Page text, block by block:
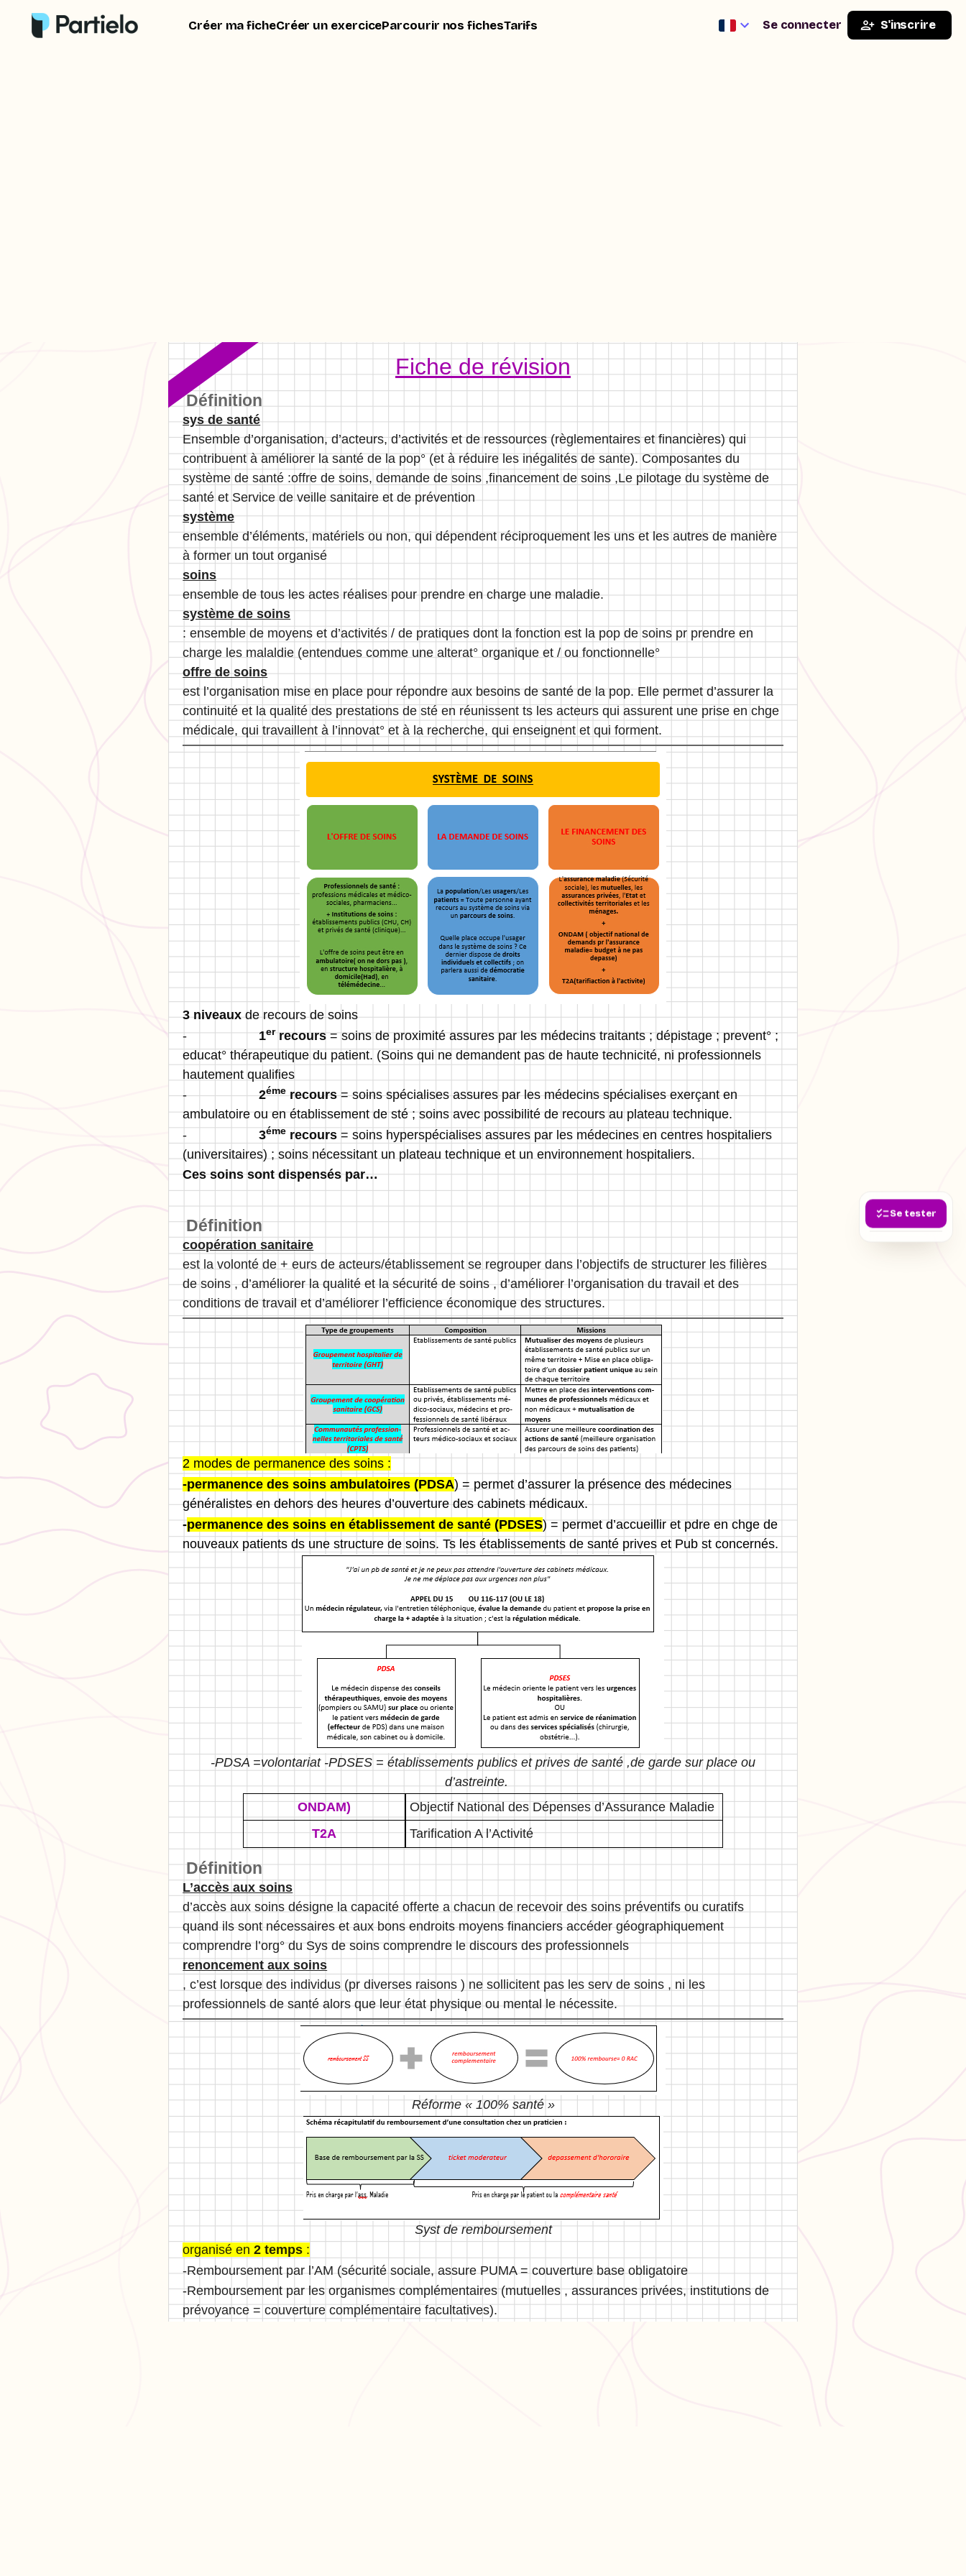
Créer ma ficheCréer un exerciceParcourir nos fichesTarifs Se connecter S'inscrire
Se tester
Fiche de révision
Définition
sys de santé
Ensemble d’organisation, d’acteurs, d’activités et de ressources (règlementaires et financières) qui
contribuent à améliorer la santé de la pop° (et à réduire les inégalités de sante). Composantes du
système de santé :offre de soins, demande de soins ,financement de soins ,Le pilotage du système de
santé et Service de veille sanitaire et de prévention
système
ensemble d’éléments, matériels ou non, qui dépendent réciproquement les uns et les autres de manière
à former un tout organisé
soins
ensemble de tous les actes réalises pour prendre en charge une maladie.
système de soins
: ensemble de moyens et d’activités / de pratiques dont la fonction est la pop de soins pr prendre en
charge les malaldie (entendues comme une alterat° organique et / ou fonctionnelle°
offre de soins
est l’organisation mise en place pour répondre aux besoins de santé de la pop. Elle permet d’assurer la
continuité et la qualité des prestations de sté en réunissent ts les acteurs qui assurent une prise en chge
médicale, qui travaillent à l’innovat° et à la recherche, qui enseignent et qui forment.
3 niveauxde recours de soins
- 1errecours = soins de proximité assures par les médecins traitants ; dépistage ; prevent° ;
educat° thérapeutique du patient. (Soins qui ne demandent pas de haute technicité, ni professionnels
hautement qualifies
-2émerecours= soins spécialises assures par les médecins spécialises exerçant en
ambulatoire ou en établissement de sté ; soins avec possibilité de recours au plateau technique.
-3éme recours = soins hyperspécialises assures par les médecines en centres hospitaliers
(universitaires) ; soins nécessitant un plateau technique et un environnement hospitaliers.
Ces soins sont dispensés par…
Définition
coopération sanitaire
est la volonté de + eurs de acteurs/établissement se regrouper dans l’objectifs de structurer les filières
de soins , d’améliorer la qualité et la sécurité de soins , d’améliorer l’organisation du travail et des
conditions de travail et d’améliorer l’efficience économique des structures.
2 modes de permanence des soins :
-permanence des soins ambulatoires (PDSA) = permet d’assurer la présence des médecines
généralistes en dehors des heures d’ouverture des cabinets médicaux.
-permanence des soins en établissement de santé (PDSES) = permet d’accueillir et pdre en chge de
nouveaux patients ds une structure de soins. Ts les établissements de santé prives et Pub st concernés.
-PDSA =volontariat -PDSES = établissements publics et prives de santé ,de garde sur place ou
d’astreinte.
ONDAM)
Objectif National des Dépenses d’Assurance Maladie
T2A
Tarification A l’Activité
Définition
L’accès aux soins
d’accès aux soins désigne la capacité offerte a chacun de recevoir des soins préventifs ou curatifs
quand ils sont nécessaires et aux bons endroits moyens financiers accéder géographiquement
comprendre l’org° du Sys de soins comprendre le discours des professionnels
renoncement aux soins
, c’est lorsque des individus (pr diverses raisons ) ne sollicitent pas les serv de soins , ni les
professionnels de santé alors que leur état physique ou mental le nécessite.
Réforme « 100% santé »
Syst de remboursement
organisé en2 temps :
-Remboursement par l’AM (sécurité sociale, assure PUMA = couverture base obligatoire
-Remboursement par les organismes complémentaires (mutuelles , assurances privées, institutions de
prévoyance = couverture complémentaire facultatives).